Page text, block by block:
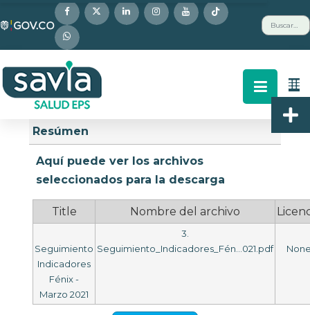
este
sitio
web
incluye
un
sistema
accesibilidad.
Buscar
Descripción
Resúmen
Aquí puede ver los archivos
seleccionados para la descarga
Title Nombre del archivo
Seguimiento
Indicadores
Fénix -
Marzo 2021
3.
Seguimiento_Indicadores_Fén...021.pdf